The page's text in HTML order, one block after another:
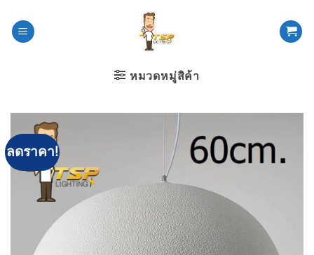
หมวดหมู่สิค้า
ลดราคา!